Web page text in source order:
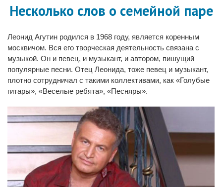
Несколько слов о семейной паре
Леонид Агутин родился в 1968 году, является коренным
москвичом. Вся его творческая деятельность связана с
музыкой. Он и певец, и музыкант, и автором, пишущий
популярные песни. Отец Леонида, тоже певец и музыкант,
плотно сотрудничал с такими коллективами, как «Голубые
гитары», «Веселые ребята», «Песняры».